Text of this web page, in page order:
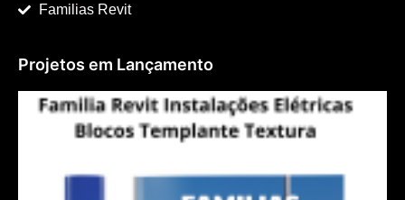
Familias Revit
Projetos em Lançamento